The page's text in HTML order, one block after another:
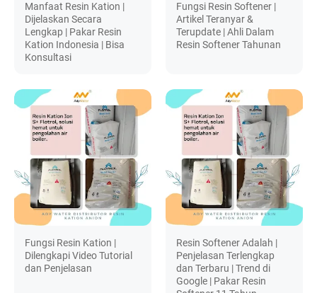
Manfaat Resin Kation |
Dijelaskan Secara
Lengkap | Pakar Resin
Kation Indonesia | Bisa
Konsultasi
Fungsi Resin Softener |
Artikel Teranyar &
Terupdate | Ahli Dalam
Resin Softener Tahunan
Fungsi Resin Kation |
Dilengkapi Video Tutorial
dan Penjelasan
Resin Softener Adalah |
Penjelasan Terlengkap
dan Terbaru | Trend di
Google | Pakar Resin